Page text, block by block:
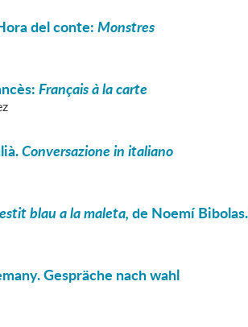
del conte:Monstres
Français à la carte
Conversazione in italiano
blau a la maleta,de Noemí
Gespräche nach wahl